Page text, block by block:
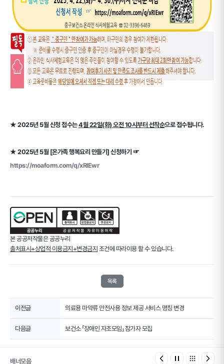
★ 2025년 5월 신청 접수는4월 22일(화) 오전 10시부터 선착순으로 접수됩니다.
★ 2025년 5월 [온가족 행복요리 만들기] 신청하기 ☞
https://moaform.com/q/xRIEwr
본 공공저작물은 공공누리
출처표시+상업적 이용금지+변경금지 조건에 따라이용 할 수 있습니다.
목록
이전글 의료용 마약류 안전사용 정보 제공 서비스 명칭 변경
다음글 보건소 「장애인 자조모임」 참가자 모집
배너모음